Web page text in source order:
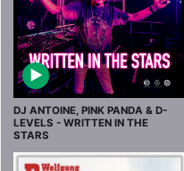
▶
DJ ANTOINE, PINK PANDA & D-
LEVELS - WRITTEN IN THE
STARS